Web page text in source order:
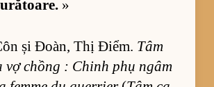
»
și Đoàn, Thị Điểm. Tâm
vợ chồng : Chinh phụ ngâm